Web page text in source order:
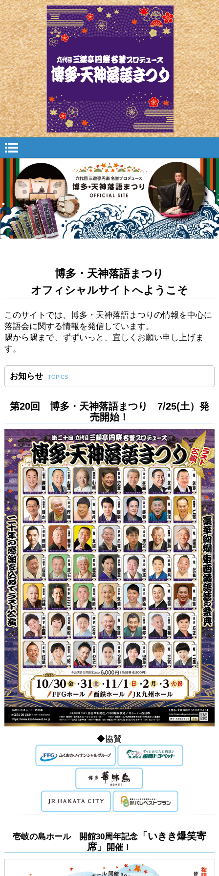
博多・天神落語まつり
オフィシャルサイトへようこそ
このサイトでは、博多・天神落語まつりの情報を中心に
落語会に関する情報を発信しています。
隅から隅まで、ずずいっと、宜しくお願い申し上げま
す。
お知らせ TOPICS
第20回 博多・天神落語まつり 7/25(土）発
売開始！
◆協賛
壱岐の島ホール 開館30周年記念「いきき爆笑寄
席」
開催！